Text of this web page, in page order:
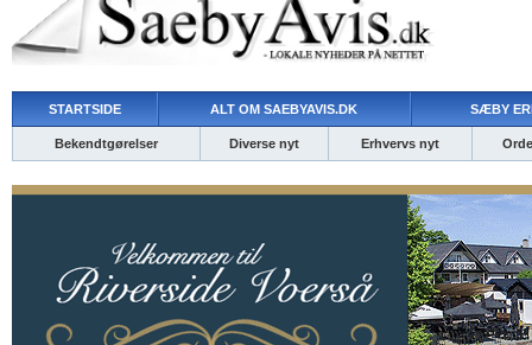
STARTSIDE ALT OM SAEBYAVIS.DK SÆBY
Bekendtgørelser Diverse nyt Erhvervs nyt